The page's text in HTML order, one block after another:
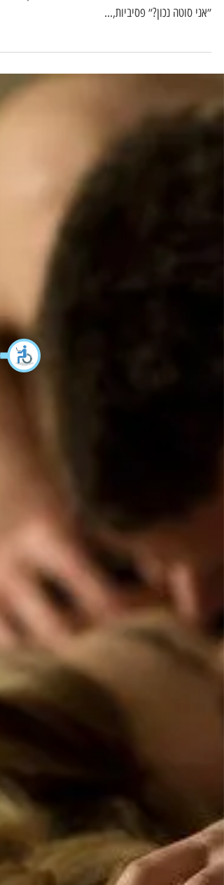
הפנטזיה המינית שלי
״שלי, אם פנטזתי על אישה שנוגעת בי וזה עורר אותי
זה אומר שאני לסבית? ומה אם אני מפנטזת על סקס
״אני סוטה נכון?״ פסיביות,...